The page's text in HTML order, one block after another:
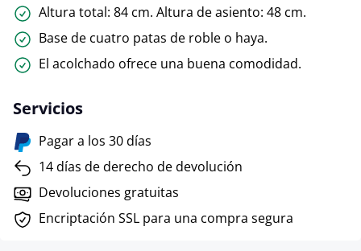
Altura total: 84 cm. Altura de asiento: 48 cm.
Base de cuatro patas de roble o haya.
El acolchado ofrece una buena comodidad.
Servicios
Pagar a los 30 días
14 días de derecho de devolución
Devoluciones gratuitas
Encriptación SSL para una compra segura